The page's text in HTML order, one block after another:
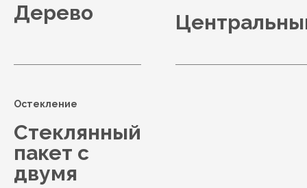
Дерево
Остекление
Стеклянный
пакет с
двумя